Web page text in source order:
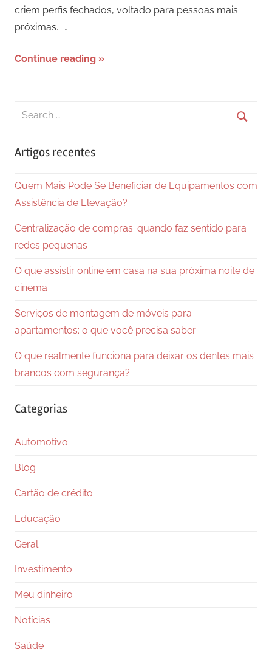
criem perfis fechados, voltado para pessoas mais
próximas. …
Continue reading
Search
Artigos recentes
Quem Mais Pode Se Beneficiar de Equipamentos com
Assistência de Elevação?
Centralização de compras: quando faz sentido para
redes pequenas
O que assistir online em casa na sua próxima noite de
cinema
Serviços de montagem de móveis para
apartamentos: o que você precisa saber
O que realmente funciona para deixar os dentes mais
brancos com segurança?
Categorias
Automotivo
Blog
Cartão de crédito
Educação
Geral
Investimento
Meu dinheiro
Notícias
Saúde